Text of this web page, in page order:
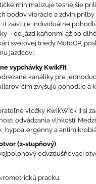
minimalizuje tesnejšie
bodov vibrácie a zdvih prilby
zaisťuje individuálne
– od jázd kaňonmi až po
svetovej triedy MotoGP,
jazdcovi.
vypchávky KwikFit
kanáliky pre
čím zvyšujú pohodlie a
vložky KwikWick II si
odvádzania vlhkosti.
hypoalergénny a
(2-stupňový)
odvzdušňovací
pracku.